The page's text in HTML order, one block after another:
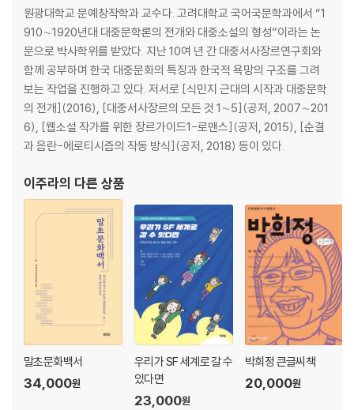
열정과 치유를 넘어선 공존, 사랑 「너무 한낮의 연애」
소소한 다큐멘터리를 닮은 사랑 〈그 해 우리는〉
이별은 사랑의 해피엔딩 〈노멀 피플〉
3부│함께하는 세계
나의 이해할 수 없는, 친구 「탬버린」
가난의 화법 〈날아라 개천용〉
행복은 충분한 슬픔 뒤에 온다 〈사이코지만 괜찮아〉
욕망의 구조를 바꾸는 노력 「리틀 베이비 블루 필」
젠더 상상력의 한계를 넘어 『어둠의 왼손』
휴머니즘의 잔혹함 「종의 기원」
우리가 사랑을 하는 모든 방식들 〈스캄 프랑스〉
원광대학교 문예창작학과 교수다. 고려대학교 국어국문학과에서 “1
910∼1920년대 대중문학론의 전개와 대중소설의 형성”이라는 논
문으로 박사학위를 받았다. 지난 10여 년 간 대중서사장르연구회와
함께 공부하며 한국 대중문화의 특징과 한국적 욕망의 구조를 그려
보는 작업을 진행하고 있다. 저서로 [식민지 근대의 시작과 대중문학
의 전개](2016), [대중서사장르의 모든 것 1∼5](공저, 2007∼201
6), [웹소설 작가를 위한 장르가이드1-로맨스](공저, 2015), [순결
과 음란-에로티시즘의 작동 방식](공저, 2018) 등이 있다.
이주라의 다른 상품
말초문화백서
34,000원
우리가 SF 세계로 갈 수
있다면
23,000원
박희정 큰글씨책
20,000원